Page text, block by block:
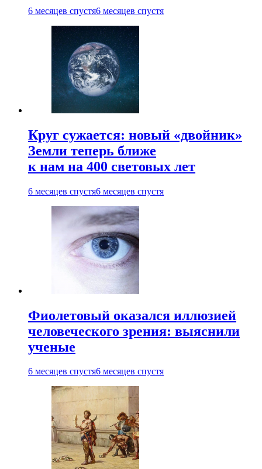
6 месяцев спустя6 месяцев спустя
Круг сужается: новый «двойник»
Земли теперь ближе
к нам на 400 световых лет
6 месяцев спустя6 месяцев спустя
Фиолетовый оказался иллюзией
человеческого зрения: выяснили
ученые
6 месяцев спустя6 месяцев спустя